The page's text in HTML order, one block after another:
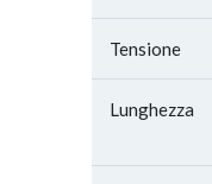
Tensione
Lunghezza